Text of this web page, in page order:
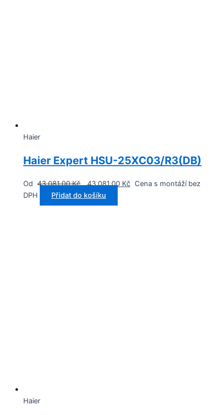
Haier
Haier Expert HSU-25XC03/R3(DB)
Od 43 081,00Kč 43 081,00 Kč Cena s montáží bez
DPH
Přidat do košíku
Haier